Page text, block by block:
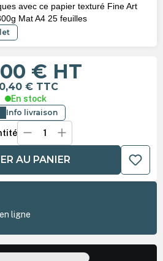
avec ce papier texturé Fine Art
Mat A4 25 feuilles
€ HT
€ TTC
En stock
Info livraison
AU PANIER
en ligne